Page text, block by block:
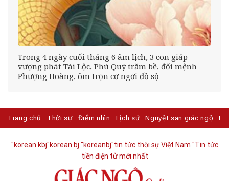
Trong 4 ngày cuối tháng 6 âm lịch, 3 con giáp
vượng phát Tài Lộc, Phú Quý trăm bề, đổi mệnh
Phượng Hoàng, ôm trọn cơ ngơi đồ sộ
Trang chủ Thời sự Điểm nhìn Lịch sử Nguyệt san giác ngộ
"korean kbj​"korean bj "koreanbj​"tin tức thời sự Việt Nam "Tin tức
tiền điện tử mới nhất​